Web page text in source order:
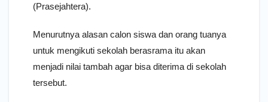
(Prasejahtera).
Menurutnya alasan calon siswa dan orang tuanya
untuk mengikuti sekolah berasrama itu akan
menjadi nilai tambah agar bisa diterima di sekolah
tersebut.